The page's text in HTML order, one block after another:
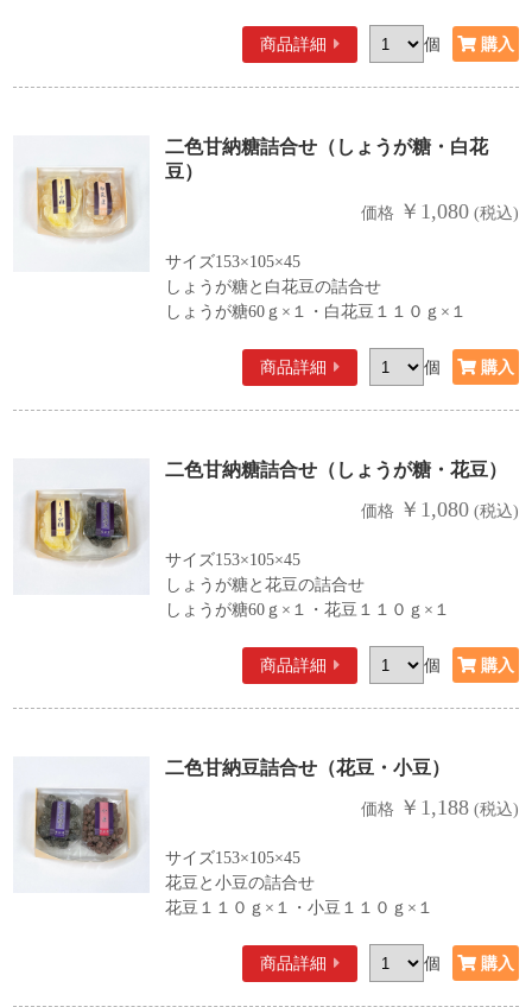
商品詳細 個
二色甘納糖詰合せ（しょうが糖・白花
豆）
価格 ￥1,080(税込)
サイズ153×105×45
しょうが糖と白花豆の詰合せ
しょうが糖60ｇ×１・白花豆１１０ｇ×１
商品詳細 個
二色甘納糖詰合せ（しょうが糖・花豆）
価格 ￥1,080(税込)
サイズ153×105×45
しょうが糖と花豆の詰合せ
しょうが糖60ｇ×１・花豆１１０ｇ×１
商品詳細 個
二色甘納豆詰合せ（花豆・小豆）
価格 ￥1,188(税込)
サイズ153×105×45
花豆と小豆の詰合せ
花豆１１０ｇ×１・小豆１１０ｇ×１
商品詳細 個